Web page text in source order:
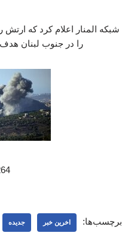
شبکه المنار اعلام کرد که ارتش
را در جنوب لبنان هدف
33
برچسب‌ها: اخرین خبر جدیده